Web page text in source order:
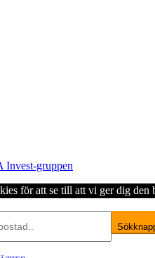
Invest-gruppen
för att se till att vi ger dig den